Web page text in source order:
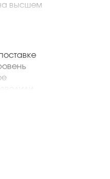
высшем
и